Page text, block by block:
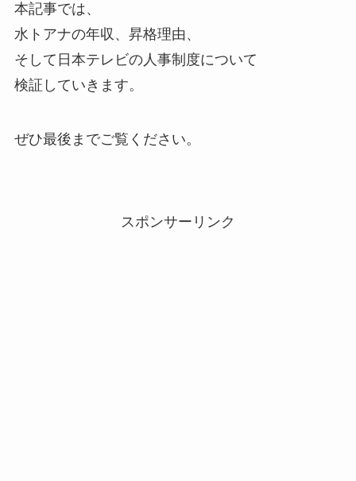
本記事では、
水トアナの年収、昇格理由、
そして日本テレビの人事制度について
検証していきます。
ぜひ最後までご覧ください。
スポンサーリンク